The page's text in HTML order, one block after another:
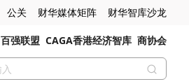
公关 财华媒体矩阵 财华智库沙龙
百强联盟 CAGA香港经济智库 商协会